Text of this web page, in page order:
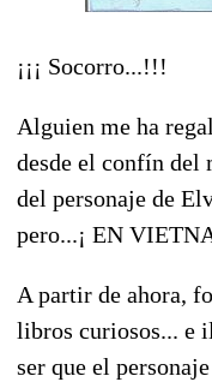
¡¡¡ Socorro...!!!
Alguien me ha
desde el confín del
del personaje de
pero...¡ EN
A partir de ahora,
libros curiosos... e
ser que el